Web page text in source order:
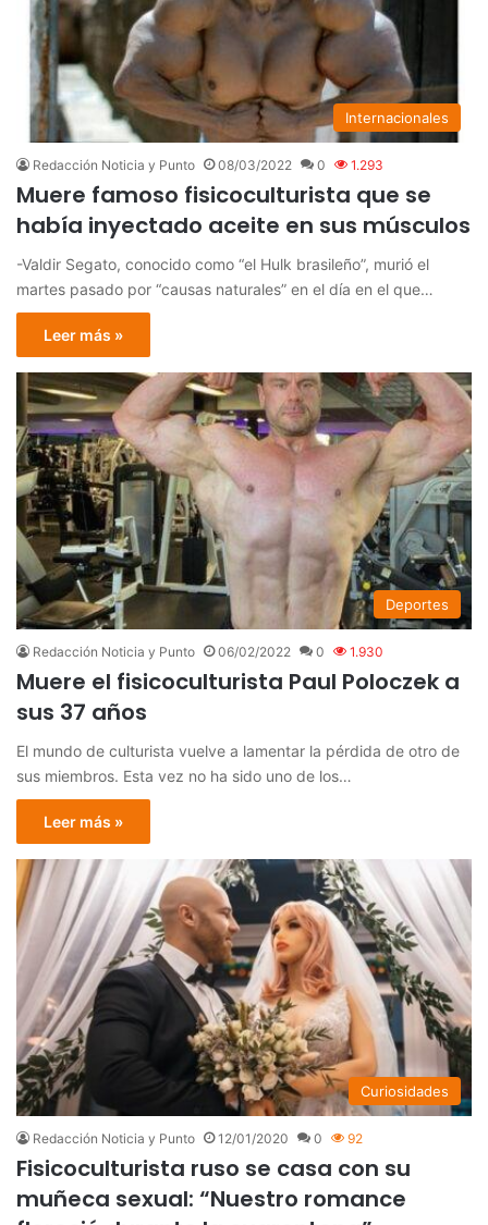
Internacionales
Redacción Noticia y Punto 08/03/2022 0 1.293
Muere famoso fisicoculturista que se
había inyectado aceite en sus músculos
-Valdir Segato, conocido como “el Hulk brasileño”, murió el
martes pasado por “causas naturales” en el día en el que…
Leer más »
Deportes
Redacción Noticia y Punto 06/02/2022 0 1.930
Muere el fisicoculturista Paul Poloczek a
sus 37 años
El mundo de culturista vuelve a lamentar la pérdida de otro de
sus miembros. Esta vez no ha sido uno de los…
Leer más »
Curiosidades
Redacción Noticia y Punto 12/01/2020 0 92
Fisicoculturista ruso se casa con su
muñeca sexual: “Nuestro romance